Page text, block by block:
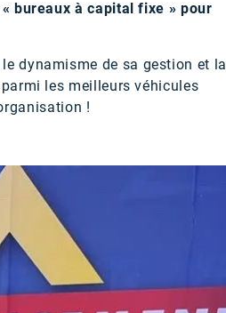
bureaux à capital fixe » pour
dynamisme de sa gestion et la
les meilleurs véhicules
!